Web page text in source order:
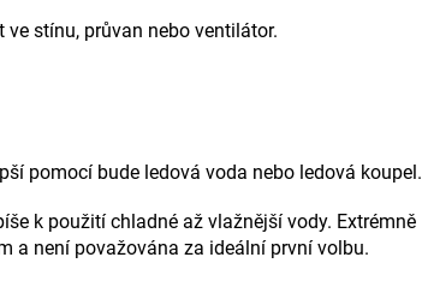
stínu, průvan nebo ventilátor.
pomocí bude ledová voda nebo ledová koupel.
k použití chladné až vlažnější vody. Extrémně
a není považována za ideální první volbu.